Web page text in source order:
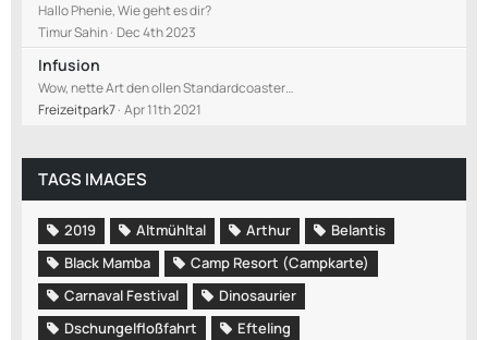
Hallo Phenie, Wie geht es dir?
Timur Sahin Dec 4th 2023
Infusion
Wow, nette Art den ollen Standardcoaster…
Freizeitpark7 Apr 11th 2021
TAGS IMAGES
2019 Altmühltal Arthur
Belantis
Black Mamba
Camp Resort (Campkarte)
Carnaval Festival
Dinosaurier
Dschungelfloßfahrt
Efteling